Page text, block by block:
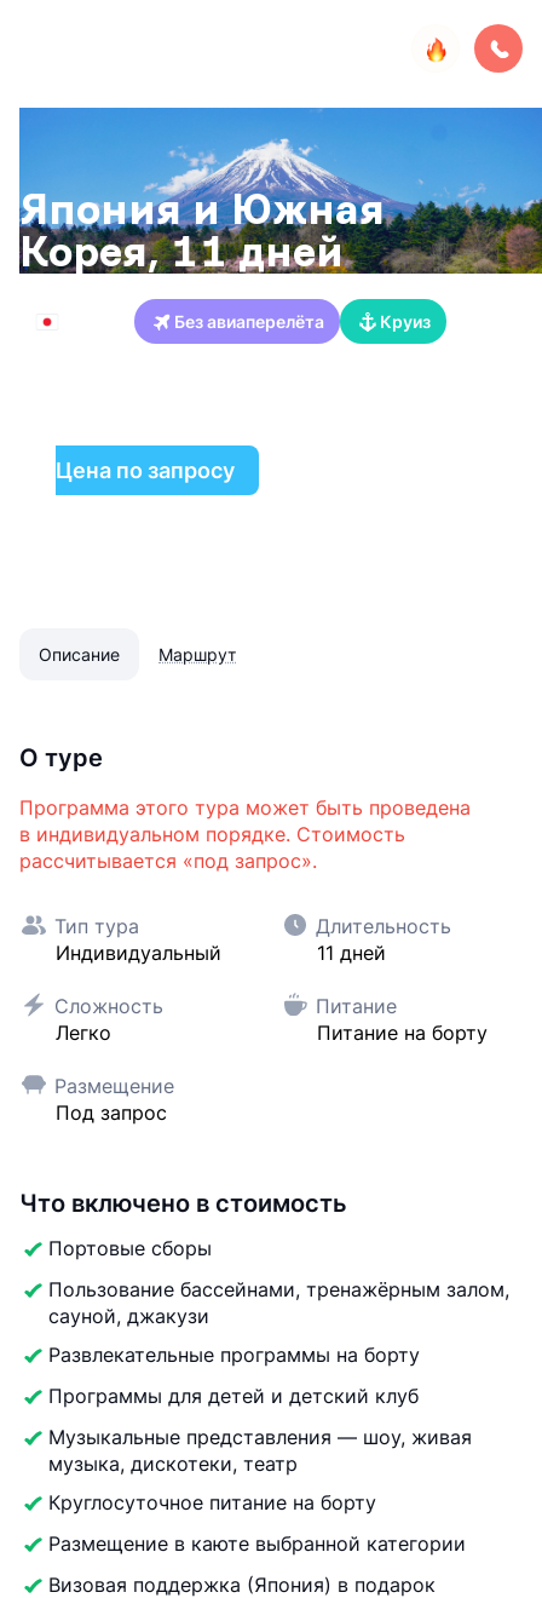
Япония и Южная
Корея, 11 дней
Без авиаперелёта Круиз
Цена по запросу
Описание Маршрут
О туре
Программа этого тура может быть проведена
в индивидуальном порядке. Стоимость
рассчитывается «под запрос».
Тип тура
Индивидуальный
Длительность
11 дней
Сложность
Легко
Питание
Питание на борту
Размещение
Под запрос
Что включено в стоимость
Портовые сборы
Пользование бассейнами, тренажёрным залом,
сауной, джакузи
Развлекательные программы на борту
Программы для детей и детский клуб
Музыкальные представления — шоу, живая
музыка, дискотеки, театр
Круглосуточное питание на борту
Размещение в каюте выбранной категории
Визовая поддержка (Япония) в подарок